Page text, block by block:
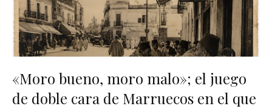
«Moro bueno, moro malo»; el juego
de doble cara de Marruecos en el que